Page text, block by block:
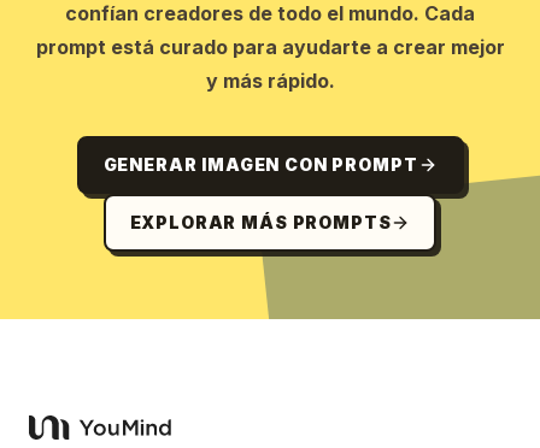
confían creadores de todo el mundo. Cada
prompt está curado para ayudarte a crear mejor
y más rápido.
GENERAR IMAGEN CON PROMPT
EXPLORAR MÁS PROMPTS